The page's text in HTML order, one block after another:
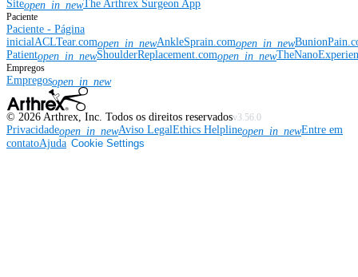
Siteopen_in_newThe Arthrex Surgeon App
Paciente
Paciente - Página
inicialACLTear.comopen_in_newAnkleSprain.comopen_in_new
Patientopen_in_newShoulderReplacement.comopen_in_new
Empregos
Empregosopen_in_new
© 2026 Arthrex, Inc. Todos os direitos reservadosv3.56.0
Privacidadeopen_in_newAviso LegalEthics Helplineopen_in_newEntre em
contatoAjuda Cookie Settings